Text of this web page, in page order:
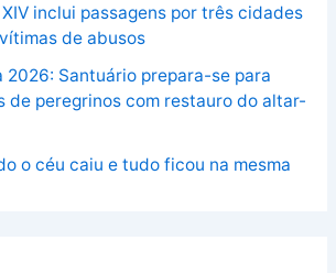
inclui passagens por três cidades
de abusos
2026: Santuário prepara-se para
de peregrinos com restauro do altar-
o céu caiu e tudo ficou na mesma